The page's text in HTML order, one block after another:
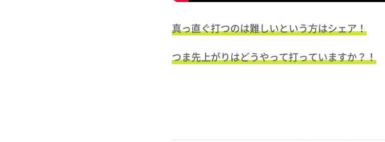
真っ直ぐ打つのは難しいという方はシェア！
つま先上がりはどうやって打っていますか？！